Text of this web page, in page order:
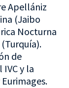
Apellániz
(Jaibo
Nocturna
de
y la